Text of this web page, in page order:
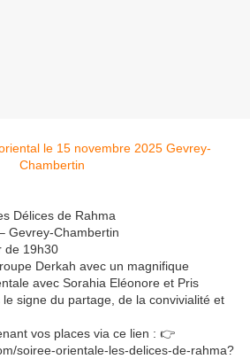
Délices de Rahma
Gevrey-Chambertin
de 19h30
Derkah avec un magnifique
avec Sorahia Eléonore et Pris
signe du partage, de la convivialité et
vos places via ce lien : 👉
soiree-orientale-les-delices-de-rahma?